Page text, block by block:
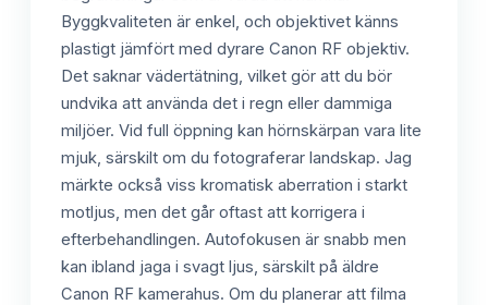
Byggkvaliteten är enkel, och objektivet känns
plastigt jämfört med dyrare Canon RF objektiv.
Det saknar vädertätning, vilket gör att du bör
undvika att använda det i regn eller dammiga
miljöer. Vid full öppning kan hörnskärpan vara lite
mjuk, särskilt om du fotograferar landskap. Jag
märkte också viss kromatisk aberration i starkt
motljus, men det går oftast att korrigera i
efterbehandlingen. Autofokusen är snabb men
kan ibland jaga i svagt ljus, särskilt på äldre
Canon RF kamerahus. Om du planerar att filma